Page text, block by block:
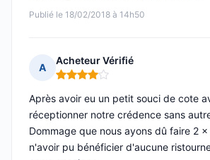
Publié le 18/02/2018 à 14h50
A
Acheteur Vérifié
Note : 4 sur 5
Après avoir eu un petit souci de cote
réceptionner notre crédence sans
Dommage que nous ayons dû faire 2
n'avoir pu bénéficier d'aucune